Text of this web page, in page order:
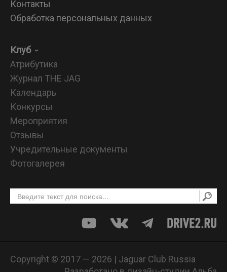
Контакты
Обработка персональных данных
Клуб
Атрибутика
Журнал THE JAG
Календарь
Конкурсы
Мероприятия
Отзывы
Учредительные документы
Фотогалерея
Copyright © 2017 — 2026 | Jaguar Club Russia